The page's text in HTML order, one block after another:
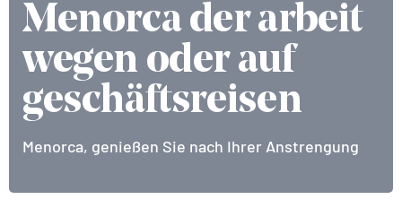
Menorca der arbeit
wegen oder auf
geschäftsreisen
Menorca, genießen Sie nach Ihrer Anstrengung
Menorca der arbeit
wegen oder auf
geschäftsreisen
Menorca, ein einzigartiger Ort der Konzentration